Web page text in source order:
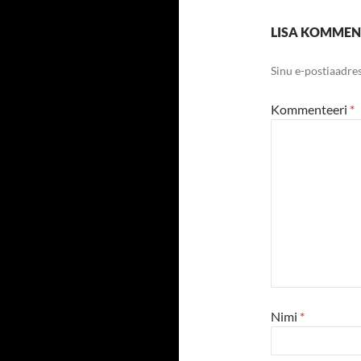
LISA
Sinu e-
Kommenteeri *
Nimi *